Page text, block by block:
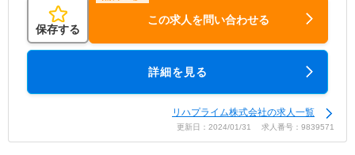
保存する
この求人を問い合わせる
詳細を見る
リハプライム株式会社の求人一覧
更新日：2024/01/31 求人番号：9839571